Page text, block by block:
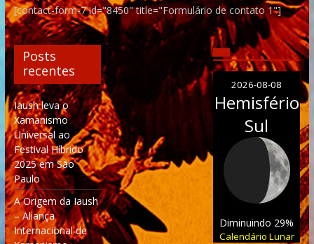
[contact-form-7 id="8450" title="Formulário de contato 1"]
Posts
recentes
Iaush leva o
Xamanismo
Universal ao
Festival Híbrido
2025 em São
Paulo
A Origem da Iaush
– Aliança
Internacional de
2026-08-08
Hemisfério
Sul
Diminuindo 29%
Calendário Lunar